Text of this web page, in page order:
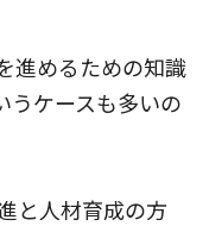
進めるための知識
うケースも多いの
と人材育成の方